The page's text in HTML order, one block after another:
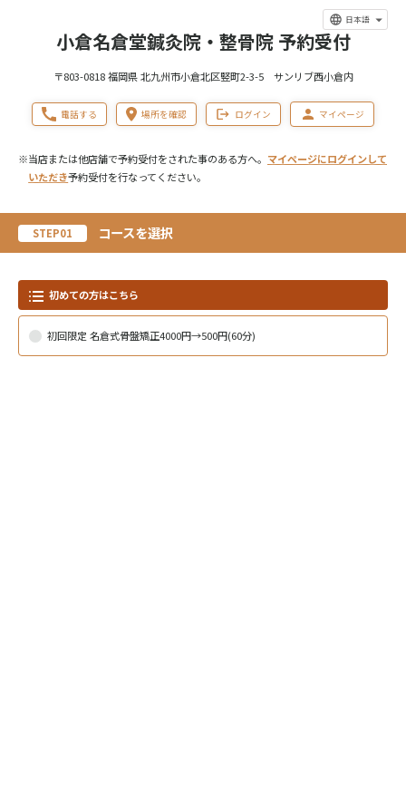
日本語
小倉名倉堂鍼灸院・整骨院 予約受付
〒803-0818 福岡県 北九州市小倉北区竪町2-3-5 サンリブ西小倉内
電話する 場所を確認 ログイン マイページ
※当店または他店舗で予約受付をされた事のある方へ。 マイページにログインして
いただき予約受付を行なってください。
STEP01 コースを選択
初めての方はこちら
初回限定 名倉式骨盤矯正4000円→500円(60分)